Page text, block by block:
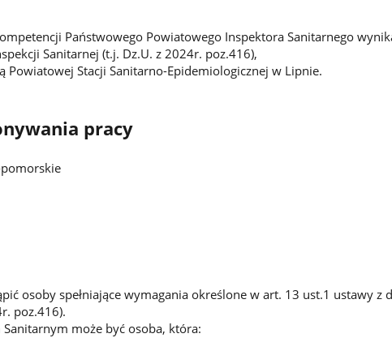
Państwowego Powiatowego Inspektora Sanitarnego
Sanitarnej (t.j. Dz.U. z 2024r. poz.416),
Powiatowej Stacji Sanitarno-Epidemiologicznej w Lipnie.
pracy
osoby spełniające wymagania określone w art. 13 ust.1 ustawy
poz.416).
może być osoba, która: